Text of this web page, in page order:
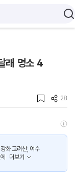
래 명소 4
28
화 고려산, 여수
더보기